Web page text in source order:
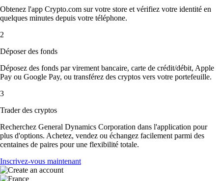
Obtenez l'app Crypto.com sur votre store et vérifiez votre identité en
quelques minutes depuis votre téléphone.
2
Déposer des fonds
Déposez des fonds par virement bancaire, carte de crédit/débit, Apple
Pay ou Google Pay, ou transférez des cryptos vers votre portefeuille.
3
Trader des cryptos
Recherchez General Dynamics Corporation dans l'application pour
plus d'options. Achetez, vendez ou échangez facilement parmi des
centaines de paires pour une flexibilité totale.
Inscrivez-vous maintenant